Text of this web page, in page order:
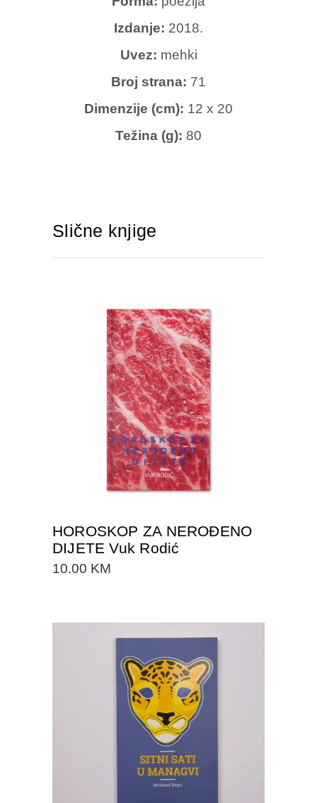
Izdanje: 2018.
Uvez: mehki
Broj strana: 71
Dimenzije (cm): 12 x 20
Težina (g): 80
Slične knjige
DODAJTE U KORPU
HOROSKOP ZA NEROĐENO
DIJETE Vuk Rodić
10.00 KM
DODAJTE U KORPU